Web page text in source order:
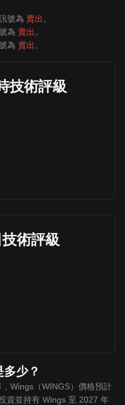
號為 賣出 。
為 賣出 。
為 賣出 。
技術評級
術評級
少？
Wings（WINGS）價格預計
資並持有 Wings 至 2027 年